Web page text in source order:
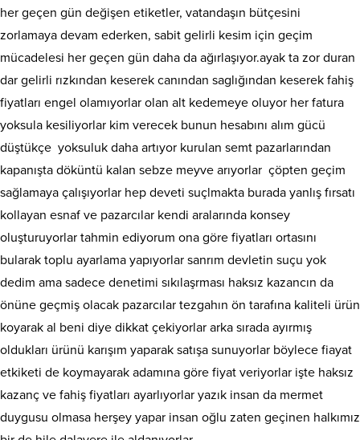
her geçen gün değişen etiketler, vatandaşın bütçesini
zorlamaya devam ederken, sabit gelirli kesim için geçim
mücadelesi her geçen gün daha da ağırlaşıyor.ayak ta zor duran
dar gelirli rızkından keserek canından saglığından keserek fahiş
fiyatları engel olamıyorlar olan alt kedemeye oluyor her fatura
yoksula kesiliyorlar kim verecek bunun hesabını alım gücü
düştükçe yoksuluk daha artıyor kurulan semt pazarlarından
kapanışta döküntü kalan sebze meyve arıyorlar çöpten geçim
sağlamaya çalışıyorlar hep deveti suçlmakta burada yanlış fırsatı
kollayan esnaf ve pazarcılar kendi aralarında konsey
oluşturuyorlar tahmin ediyorum ona göre fiyatları ortasını
bularak toplu ayarlama yapıyorlar sanrım devletin suçu yok
dedim ama sadece denetimi sıkılaşrması haksız kazancın da
önüne geçmiş olacak pazarcılar tezgahın ön tarafına kaliteli ürün
koyarak al beni diye dikkat çekiyorlar arka sırada ayırmış
oldukları ürünü karışım yaparak satışa sunuyorlar böylece fiayat
etkiketi de koymayarak adamına göre fiyat veriyorlar işte haksız
kazanç ve fahiş fiyatları ayarlıyorlar yazık insan da mermet
duygusu olmasa herşey yapar insan oğlu zaten geçinen halkımız